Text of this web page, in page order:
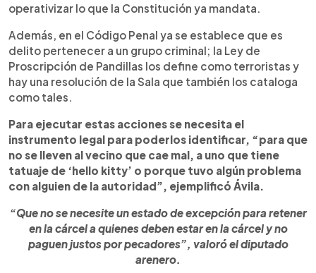
operativizar lo que la Constitución ya mandata.
Además, en el Código Penal ya se establece que es
delito pertenecer a un grupo criminal; la Ley de
Proscripción de Pandillas los define como terroristas y
hay una resolución de la Sala que también los cataloga
como tales.
Para ejecutar estas acciones se necesita el
instrumento legal para poderlos identificar, “para que
no se lleven al vecino que cae mal, a uno que tiene
tatuaje de ‘hello kitty’ o porque tuvo algún problema
con alguien de la autoridad”, ejemplificó Ávila.
“Que no se necesite un estado de excepción para retener
en la cárcel a quienes deben estar en la cárcel y no
paguen justos por pecadores”, valoró el diputado
arenero.